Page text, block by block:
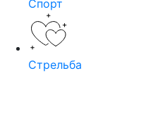
Спорт
Стрельба